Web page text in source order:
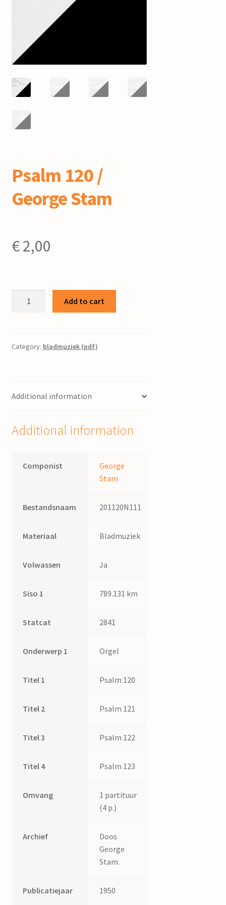
Psalm 120 /
George Stam
€2,00
Stam
Add to cart
Category: bladmuziek (pdf)
Additional information
Additional information
Componist
George
Stam
Bestandsnaam 201120N111
Materiaal Bladmuziek
Volwassen Ja
Siso 1 789.131 km
Statcat 2841
Onderwerp 1 Orgel
Titel 1 Psalm 120
Titel 2 Psalm 121
Titel 3 Psalm 122
Titel 4 Psalm 123
Omvang
1 partituur
(4 p.)
Archief
Doos
George
Stam.
Publicatiejaar 1950